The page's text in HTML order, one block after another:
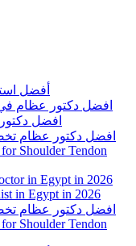
أفضل
افضل دكتور عظام في
افضل دكتور
افضل دكتور عظام
Shoulder Tendon
in Egypt in 2026
in Egypt in 2026
افضل دكتور عظام
Shoulder Tendon